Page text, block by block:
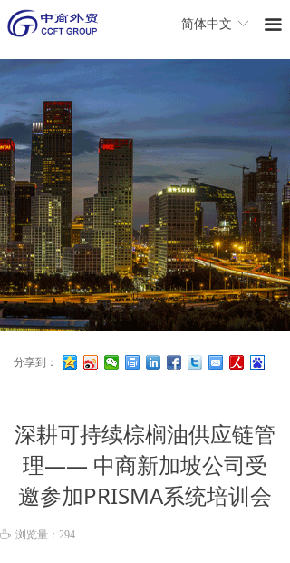
끀
ꀅ
简体中文
深耕可持续棕榈油供应链管
理—— 中商新加坡公司受
邀参加PRISMA系统培训会
ꄘ 浏览量： 294
分享到：